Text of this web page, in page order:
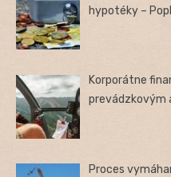
hypotéky –
Korporátne
prevádzkovým
Proces